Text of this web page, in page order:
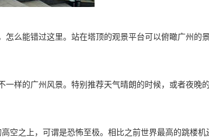
么能错过这里。站在塔顶的观景平台可以俯瞰广州的景
样的广州风景。特别推荐天气晴朗的时候，或者夜晚
空之上，可谓是恐怖至极。相比之前世界最高的跳楼机